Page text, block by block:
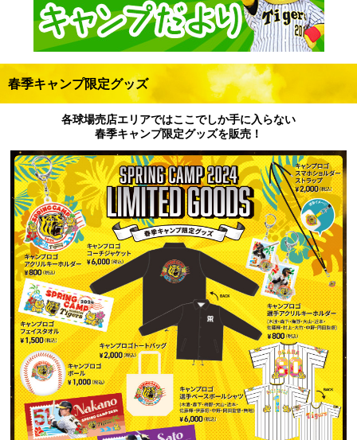
春季キャンプ限定グッズ
各球場売店エリアではここでしか手に入らない
春季キャンプ限定グッズを販売！